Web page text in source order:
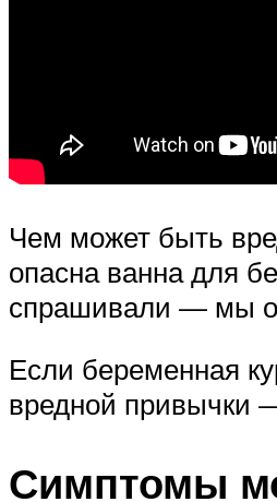
Чем может быть
опасна ванна для
спрашивали — мы
Если беременная
вредной привычки
Симптомы